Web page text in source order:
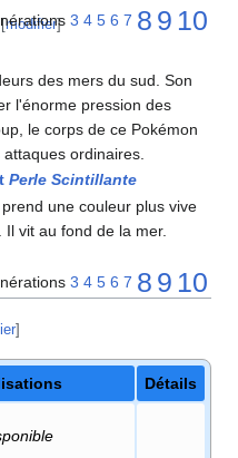
[modifier] 3 4 5 6 7 8 9 10
des mers du sud. Son
l'énorme pression des
le corps de ce Pokémon
ordinaires.
Perle Scintillante
une couleur plus vive
vit au fond de la mer.
3 4 5 6 7 8 9 10
]
Détails